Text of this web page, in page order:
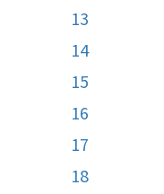
13
14
15
16
17
18